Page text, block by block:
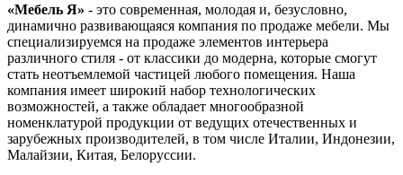
«Мебель Я» - это современная, молодая и, безусловно,
динамично развивающаяся компания по продаже мебели. Мы
специализируемся на продаже элементов интерьера
различного стиля - от классики до модерна, которые смогут
стать неотъемлемой частицей любого помещения. Наша
компания имеет широкий набор технологических
возможностей, а также обладает многообразной
номенклатурой продукции от ведущих отечественных и
зарубежных производителей, в том числе Италии, Индонезии,
Малайзии, Китая, Белоруссии.